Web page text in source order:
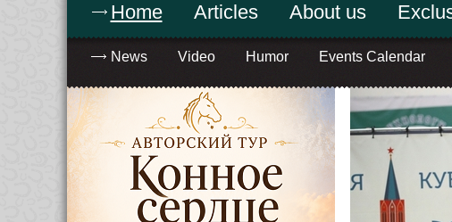
Home
News Video Humor Events Calendar
Articles About us